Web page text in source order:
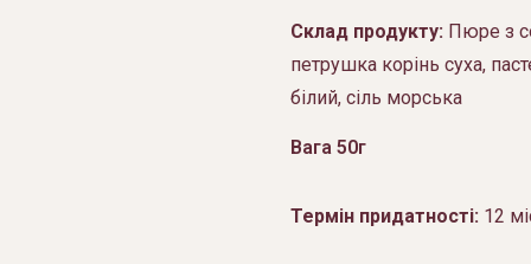
Склад продукту: Пюре з
петрушка корінь суха,
білий, сіль морська
Вага 50г
Термін придатності: 12